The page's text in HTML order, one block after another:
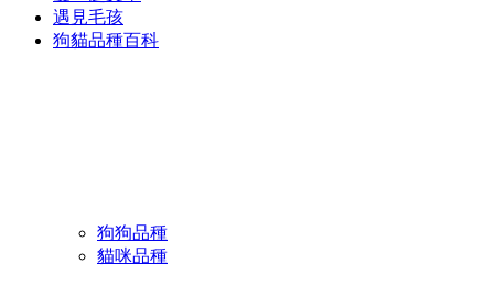
遇見毛孩
狗貓品種百科
狗狗品種
貓咪品種